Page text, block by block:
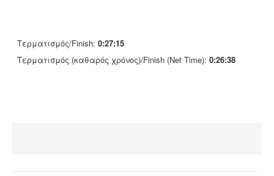
Τερματισμός/Finish: 0:27:15
Τερματισμός (καθαρός χρόνος)/Finish (Net Time): 0:26:38